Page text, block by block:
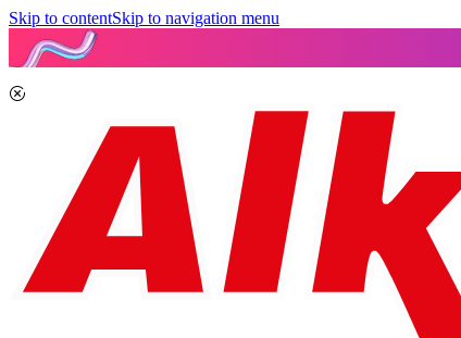
Skip to contentSkip to navigation menu